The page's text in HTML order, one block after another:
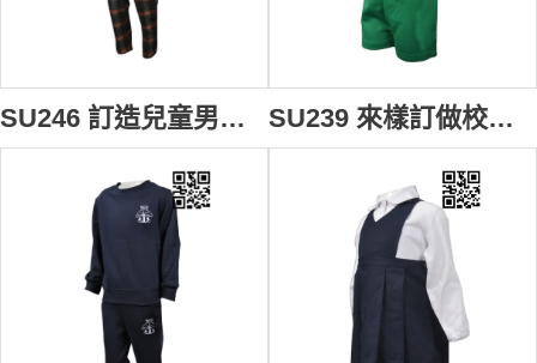
SU246 訂造兒童男裝校服 設計小童幼稚園校服 格仔長褲 定購褲裝男款幼兒園校服 校服製造商 SU239 來樣訂做校服款式 自製繡花LOGO校服款式 香港幼稚園 夏季校服 Greenfield 綠茵 製作校服款式 校服製造商